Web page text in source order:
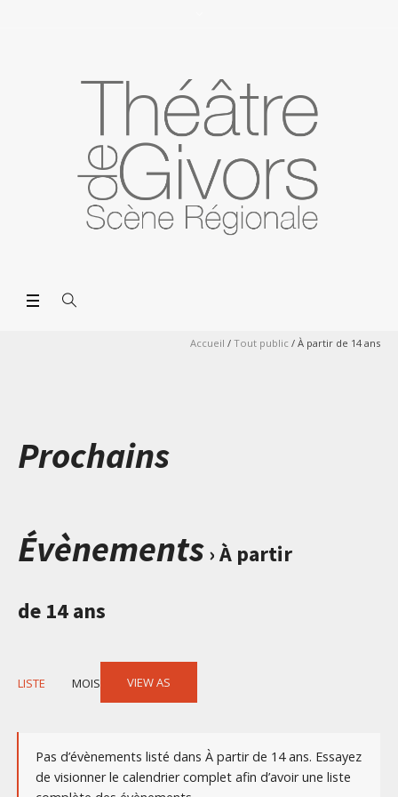
Accueil / Tout public / À partir de 14 ans
Prochains
Évènements› À partir
de 14 ans
Event
Navigation
VIEW AS
LISTE MOIS
Pas d’évènements listé dans À partir de 14 ans. Essayez
de visionner le calendrier complet afin d’avoir une liste